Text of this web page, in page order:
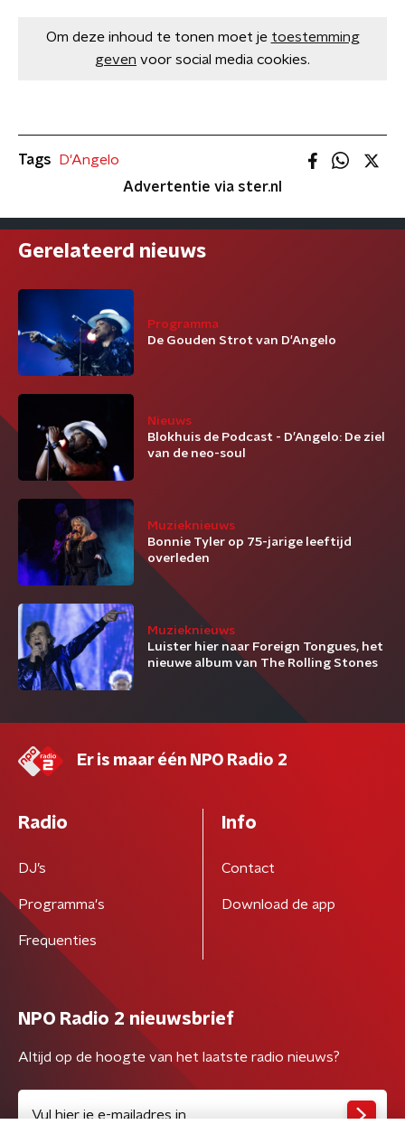
Om deze inhoud te tonen moet je toestemming
geven voor social media cookies.
Tags
D'Angelo
Advertentie via ster.nl
Gerelateerd nieuws
Programma
De Gouden Strot van D'Angelo
Nieuws
Blokhuis de Podcast - D’Angelo: De ziel
van de neo-soul
Muzieknieuws
Bonnie Tyler op 75-jarige leeftijd
overleden
Muzieknieuws
Luister hier naar Foreign Tongues, het
nieuwe album van The Rolling Stones
Er is maar één NPO Radio 2
Radio
DJ’s
Programma's
Frequenties
Info
Contact
Download de app
NPO Radio 2 nieuwsbrief
Altijd op de hoogte van het laatste radio nieuws?